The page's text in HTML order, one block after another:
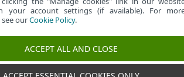
your account settings (if available). For
ourCookie Policy.
ACCEPT ALL AND CLOSE